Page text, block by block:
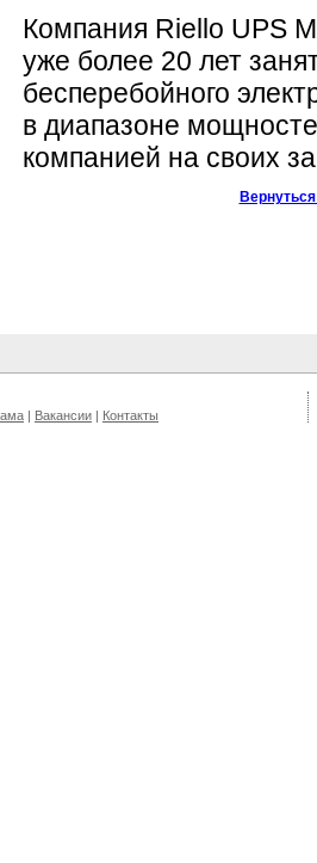
Компания Riello UPS
уже более 20 лет
бесперебойного
в диапазоне
компанией на своих
| Вакансии | Контакты